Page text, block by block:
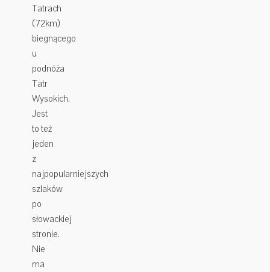
Tatrach
(72km)
biegnącego
u
podnóża
Tatr
Wysokich.
Jest
to też
jeden
z
najpopularniejszych
szlaków
po
słowackiej
stronie.
Nie
ma